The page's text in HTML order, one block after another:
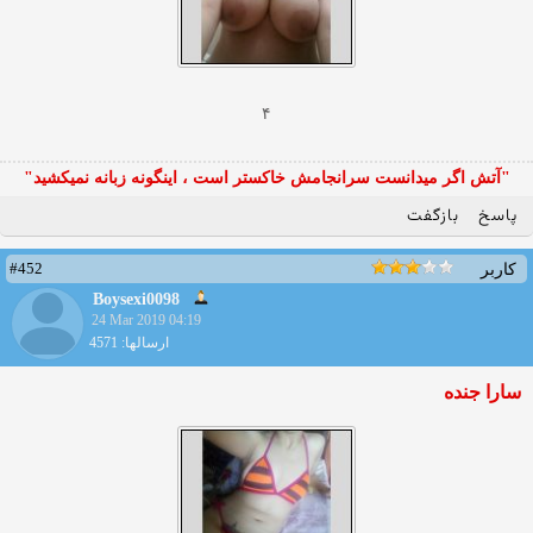
۴
"آتش اگر ميدانست سرانجامش خاكستر است ، اينگونه زبانه نميكشيد"
پاسخ بازگفت
کاربر
#452
Boysexi0098
24 Mar 2019 04:19
ارسالها: 4571
سارا جنده